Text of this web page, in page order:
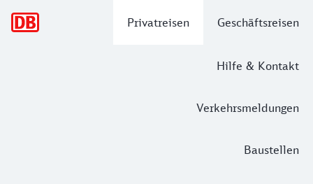
Privatreisen Geschäftsreisen
Hilfe & Kontakt
Verkehrsmeldungen
Baustellen